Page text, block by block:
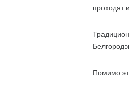
проходят
Помимо